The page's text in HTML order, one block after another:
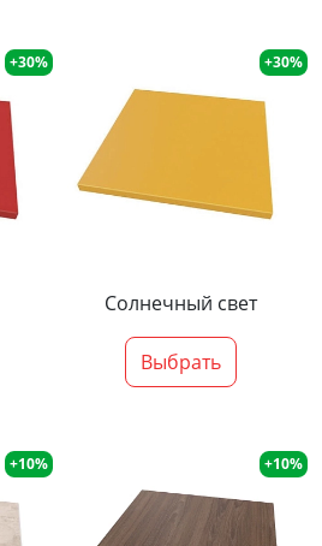
+30% +30%
Солнечный свет
Выбрать
+10% +10%